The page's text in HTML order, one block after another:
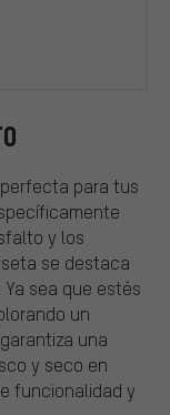
para tus
y los
se destaca
sea que estés
un
una
y seco en
funcionalidad y